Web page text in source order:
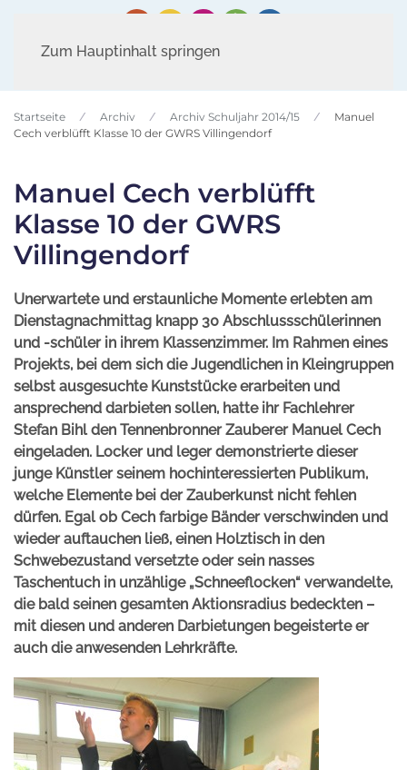
Zum Hauptinhalt springen
Startseite Archiv Archiv Schuljahr 2014/15
Manuel
Cech verblüfft Klasse 10 der GWRS Villingendorf
Manuel Cech verblüfft
Klasse 10 der GWRS
Villingendorf
Unerwartete und erstaunliche Momente erlebten am
Dienstagnachmittag knapp 30 Abschlussschülerinnen
und -schüler in ihrem Klassenzimmer. Im Rahmen eines
Projekts, bei dem sich die Jugendlichen in Kleingruppen
selbst ausgesuchte Kunststücke erarbeiten und
ansprechend darbieten sollen, hatte ihr Fachlehrer
Stefan Bihl den Tennenbronner Zauberer Manuel Cech
eingeladen. Locker und leger demonstrierte dieser
junge Künstler seinem hochinteressierten Publikum,
welche Elemente bei der Zauberkunst nicht fehlen
dürfen. Egal ob Cech farbige Bänder verschwinden und
wieder auftauchen ließ, einen Holztisch in den
Schwebezustand versetzte oder sein nasses
Taschentuch in unzählige „Schneeflocken“ verwandelte,
die bald seinen gesamten Aktionsradius bedeckten –
mit diesen und anderen Darbietungen begeisterte er
auch die anwesenden Lehrkräfte.